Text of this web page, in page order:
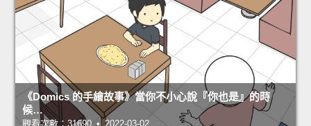
《Domics 的手繪故事》當你不小心說『你也是』的時
候…
觀看次數：31690 • 2022-03-02